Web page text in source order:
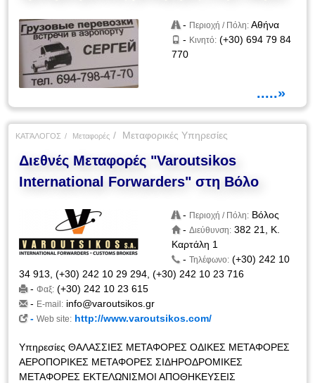
- Περιοχή / Πόλη: Αθήνα
- Κινητό: (+30) 694 79 84
770
.....»
ΚΑΤΆΛΟΓΟΣ Μεταφορές Μεταφορικές Υπηρεσίες
Διεθνές Μεταφορές "Varoutsikos
International Forwarders" στη Βόλο
- Περιοχή / Πόλη: Βόλος
-Διεύθυνση: 382 21, Κ.
Καρτάλη 1
-Τηλέφωνο: (+30) 242 10
34 913, (+30) 242 10 29 294, (+30) 242 10 23 716
-Φαξ: (+30) 242 10 23 615
- E-mail: info@varoutsikos.gr
-Web site: http://www.varoutsikos.com/
Υπηρεσίες ΘΑΛΑΣΣΙΕΣ ΜΕΤΑΦΟΡΕΣ ΟΔΙΚΕΣ ΜΕΤΑΦΟΡΕΣ
ΑΕΡΟΠΟΡΙΚΕΣ ΜΕΤΑΦΟΡΕΣ ΣΙΔΗΡΟΔΡΟΜΙΚΕΣ
ΜΕΤΑΦΟΡΕΣ ΕΚΤΕΛΩΝΙΣΜΟΙ ΑΠΟΘΗΚΕΥΣΕΙΣ